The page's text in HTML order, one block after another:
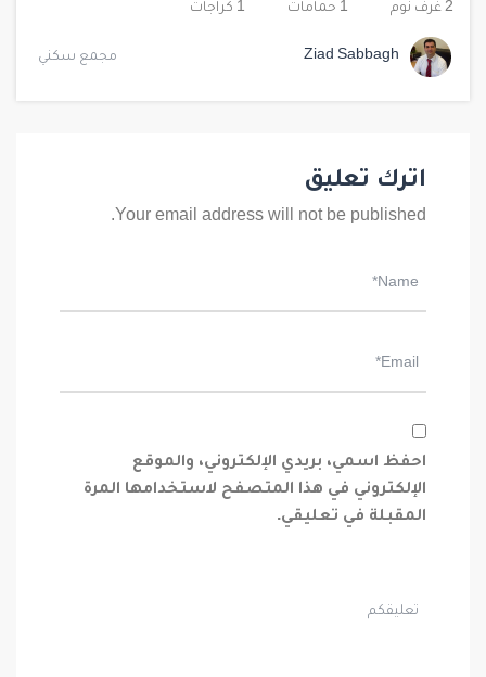
2 غرف نوم 1 حمامات 1 كراجات
Ziad Sabbagh مجمع سكني
اترك تعليق
Your email address will not be published.
احفظ اسمي، بريدي الإلكتروني، والموقع
الإلكتروني في هذا المتصفح لاستخدامها المرة
المقبلة في تعليقي.